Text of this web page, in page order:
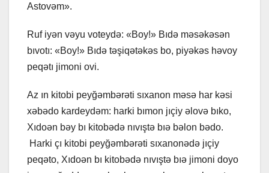
Astovəm».
Ruf iyən vəyu voteydə: «Boy!» Bıdə məsəkəsən
bıvotı: «Boy!» Bıdə təşiqətəkəs bo, piyəkəs həvoy
peqətı jimoni ovi.
Az ın kitobi peyğəmbərəti sıxanon məsə har kəsi
xəbədo kardeydəm: harki bımon jıçiy əlovə bıko,
Xıdoən bəy bı kitobədə nıvıştə bıə bəlon bədo.
Harki çı kitobi peyğəmbərəti sıxanonədə jıçiy
peqəto, Xıdoən bı kitobədə nıvıştə bıə jimoni doyo